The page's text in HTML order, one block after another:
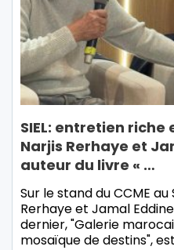
SIEL: entretien
Narjis Rerhaye et
auteur du livre « …
Sur le stand du CCME
Rerhaye et Jamal
dernier, "Galerie
mosaïque de destins",